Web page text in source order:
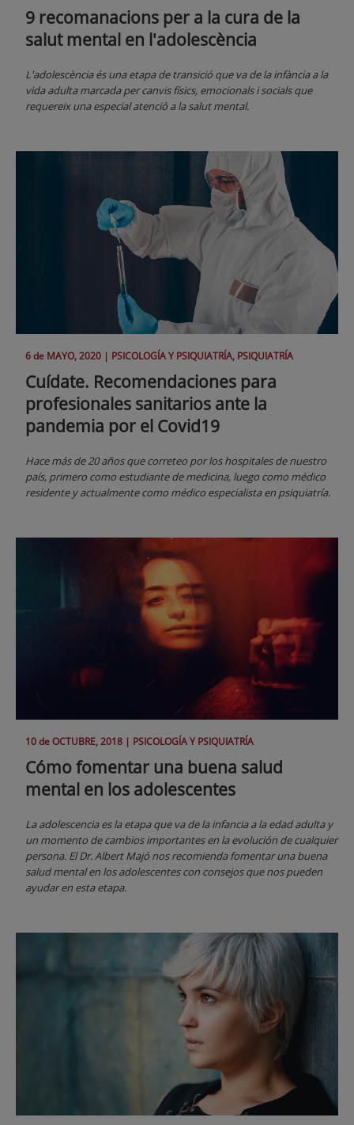
9 recomanacions per a la cura de la
salut mental en l'adolescència
L'adolescència és una etapa de transició que va de la infància a la
vida adulta marcada per canvis físics, emocionals i socials que
requereix una especial atenció a la salut mental.
6 de MAYO, 2020 | PSICOLOGÍA Y PSIQUIATRÍA, PSIQUIATRÍA
Cuídate. Recomendaciones para
profesionales sanitarios ante la
pandemia por el Covid19
Hace más de 20 años que correteo por los hospitales de nuestro
país, primero como estudiante de medicina, luego como médico
residente y actualmente como médico especialista en psiquiatría.
10 deOCTUBRE, 2018 | PSICOLOGÍA Y PSIQUIATRÍA
Cómo fomentar una buena salud
mental en los adolescentes
La adolescencia es la etapa que va de la infancia a la edad adulta y
un momento de cambios importantes en la evolución de cualquier
persona. El Dr. Albert Majó nos recomienda fomentar una buena
salud mental en los adolescentes con consejos que nos pueden
ayudar en esta etapa.